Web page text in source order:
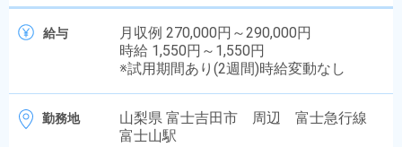
給与
月収例 270,000円～290,000円
時給 1,550円～1,550円
※試用期間あり(2週間)時給変動なし
勤務地
山梨県 富士吉田市 周辺 富士急行線
富士山駅